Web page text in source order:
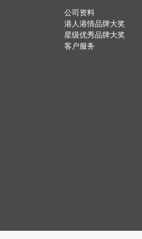
公司资料
港人港情品牌大奖
星级优秀品牌大奖
客户服务